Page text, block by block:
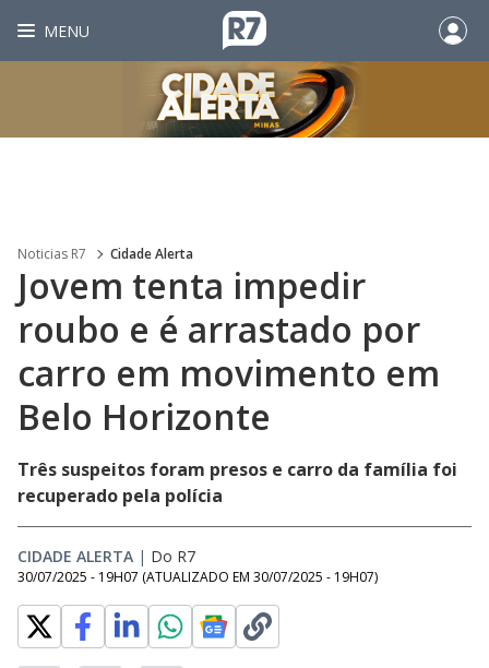
MENU
Noticias R7 Cidade Alerta
Jovem tenta impedir
roubo e é arrastado por
carro em movimento em
Belo Horizonte
Três suspeitos foram presos e carro da família foi
recuperado pela polícia
CIDADE ALERTA | Do R7
30/07/2025 - 19H07 (ATUALIZADO EM 30/07/2025 - 19H07)